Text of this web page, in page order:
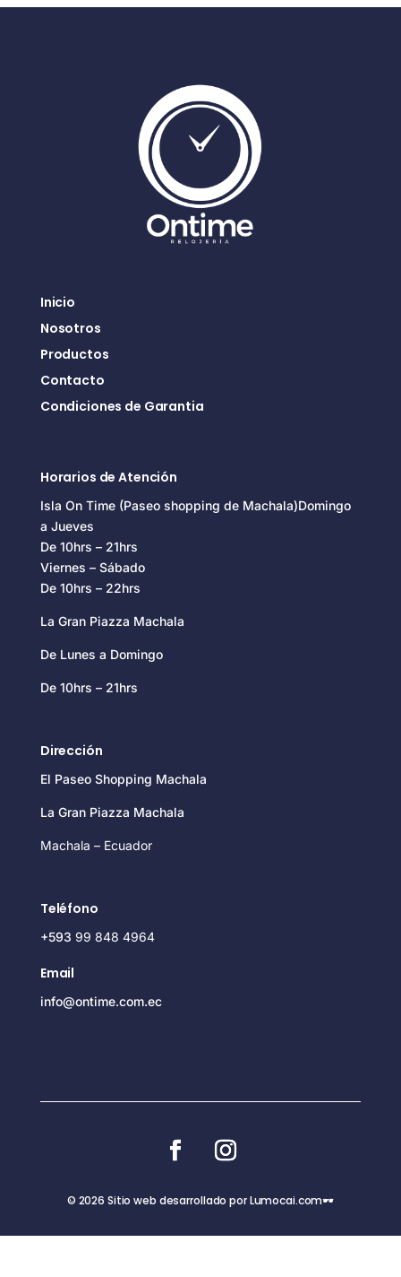
Inicio
Nosotros
Productos
Contacto
Condiciones de Garantia
Horarios de Atención
Isla On Time (Paseo shopping de Machala)Domingo
a Jueves
De 10hrs – 21hrs
Viernes – Sábado
De 10hrs – 22hrs
La Gran Piazza Machala
De Lunes a Domingo
De 10hrs – 21hrs
Dirección
El Paseo Shopping Machala
La Gran Piazza Machala
Machala – Ecuador
Teléfono
+593 99 848 4964
Email
info@ontime.com.ec
© 2026 Sitio web desarrollado por Lumocai.com🕶️